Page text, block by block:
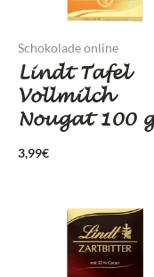
Schokolade online
Lindt Tafel
Vollmilch
Nougat 100 g
3,99€